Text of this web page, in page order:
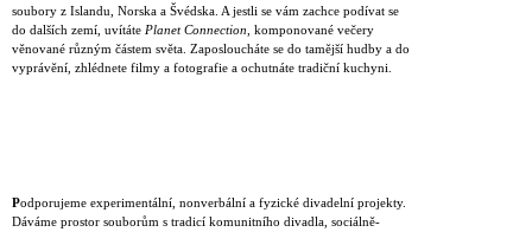
soubory z Islandu, Norska a Švédska. A jestli se vám zachce podívat se
do dalších zemí, uvítáte Planet Connection , komponované večery
věnované různým částem světa. Zaposloucháte se do tamější hudby a do
vyprávění, zhlédnete filmy a fotografie a ochutnáte tradiční kuchyni.
Podporujeme experimentální, nonverbální a fyzické divadelní projekty.
Dáváme prostor souborům s tradicí komunitního divadla, sociálně-